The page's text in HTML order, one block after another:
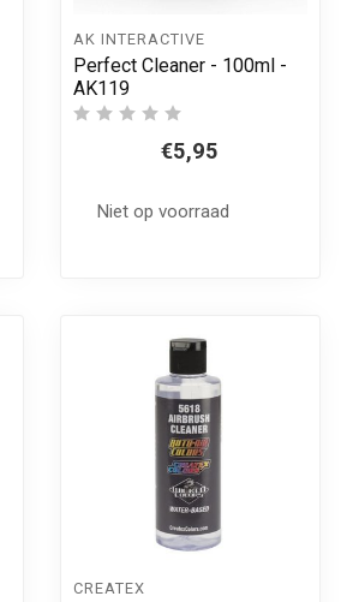
AK INTERACTIVE
Perfect Cleaner - 100ml -
AK119
€5,95
Niet op voorraad
CREATEX